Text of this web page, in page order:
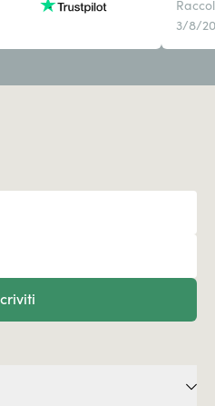
3/8/